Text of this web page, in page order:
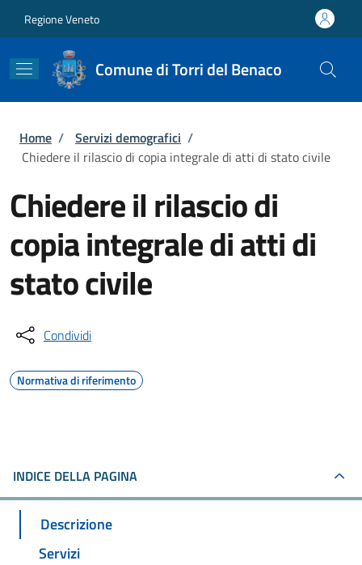
Regione Veneto
Comune di Torri del Benaco
Briciole di pane
Home / Servizi demografici /
Chiedere il rilascio di copia integrale di atti di stato civile
Chiedere il rilascio di
copia integrale di atti di
stato civile
Condividi
Normativa di riferimento
INDICE DELLA PAGINA
Descrizione
Servizi